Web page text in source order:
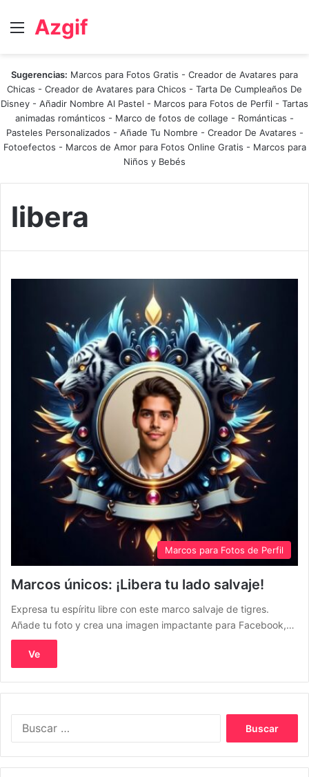
Menú
Azgif
Sugerencias: Marcos para Fotos Gratis - Creador de Avatares para
Chicas - Creador de Avatares para Chicos - Tarta De Cumpleaños De
Disney - Añadir Nombre Al Pastel - Marcos para Fotos de Perfil - Tartas
animadas románticos - Marco de fotos de collage - Románticas -
Pasteles Personalizados - Añade Tu Nombre - Creador De Avatares -
Fotoefectos - Marcos de Amor para Fotos Online Gratis - Marcos para
Niños y Bebés
libera
Marcos para Fotos de Perfil
Marcos únicos: ¡Libera tu lado salvaje!
Expresa tu espíritu libre con este marco salvaje de tigres.
Añade tu foto y crea una imagen impactante para Facebook,…
Ve